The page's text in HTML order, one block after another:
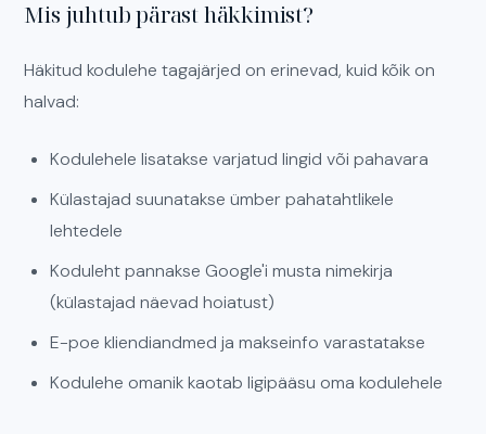
Mis juhtub pärast häkkimist?
Häkitud kodulehe tagajärjed on erinevad, kuid kõik on
halvad:
Kodulehele lisatakse varjatud lingid või pahavara
Külastajad suunatakse ümber pahatahtlikele
lehtedele
Koduleht pannakse Google'i musta nimekirja
(külastajad näevad hoiatust)
E-poe kliendiandmed ja makseinfo varastatakse
Kodulehe omanik kaotab ligipääsu oma kodulehele